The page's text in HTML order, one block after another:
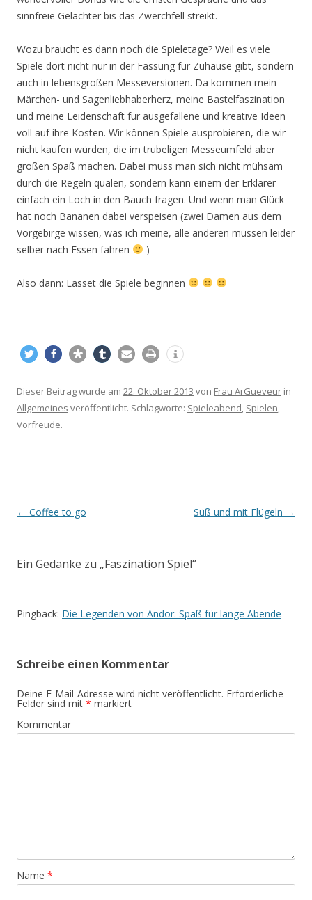
sinnfreie Gelächter bis das Zwerchfell streikt.
Wozu braucht es dann noch die Spieletage? Weil es viele
Spiele dort nicht nur in der Fassung für Zuhause gibt, sondern
auch in lebensgroßen Messeversionen. Da kommen mein
Märchen- und Sagenliebhaberherz, meine Bastelfaszination
und meine Leidenschaft für ausgefallene und kreative Ideen
voll auf ihre Kosten. Wir können Spiele ausprobieren, die wir
nicht kaufen würden, die im trubeligen Messeumfeld aber
großen Spaß machen. Dabei muss man sich nicht mühsam
durch die Regeln quälen, sondern kann einem der Erklärer
einfach ein Loch in den Bauch fragen. Und wenn man Glück
hat noch Bananen dabei verspeisen (zwei Damen aus dem
Vorgebirge wissen, was ich meine, alle anderen müssen leider
selber nach Essen fahren
)
Also dann: Lasset die Spiele beginnen
Dieser Beitrag wurde am 22. Oktober 2013 von Frau ArGueveur in
Allgemeines veröffentlicht. Schlagworte: Spieleabend, Spielen,
Vorfreude.
Beitrags-
← Coffee to go Süß und mit Flügeln →
Ein Gedanke zu „Faszination Spiel“
Pingback: Die Legenden von Andor: Spaß für lange Abende
Schreibe einen Kommentar
Deine E-Mail-Adresse wird nicht veröffentlicht. Erforderliche
Felder sind mit * markiert
Kommentar
Name *